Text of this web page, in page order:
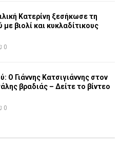
Κατερίνη ξεσήκωσε τη
με βιολί και κυκλαδίτικους
0
Ο Γιάννης Κατσιγιάννης στον
βραδιάς – Δείτε το βίντεο
0